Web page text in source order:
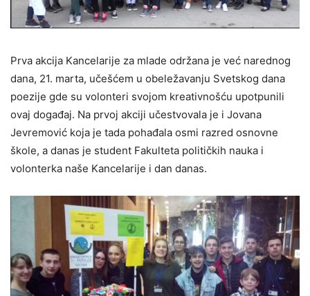
Prva akcija Kancelarije za mlade održana je već narednog
dana, 21. marta, učešćem u obeležavanju Svetskog dana
poezije gde su volonteri svojom kreativnošću upotpunili
ovaj događaj. Na prvoj akciji učestvovala je i Jovana
Jevremović koja je tada pohađala osmi razred osnovne
škole, a danas je student Fakulteta političkih nauka i
volonterka naše Kancelarije i dan danas.